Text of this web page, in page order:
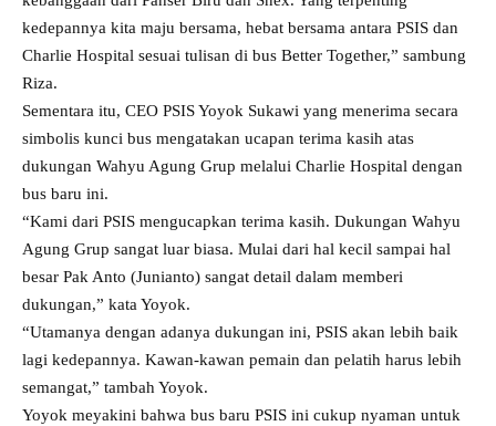
kedepannya kita maju bersama, hebat bersama antara PSIS dan
Charlie Hospital sesuai tulisan di bus Better Together,” sambung
Riza.
Sementara itu, CEO PSIS Yoyok Sukawi yang menerima secara
simbolis kunci bus mengatakan ucapan terima kasih atas
dukungan Wahyu Agung Grup melalui Charlie Hospital dengan
bus baru ini.
“Kami dari PSIS mengucapkan terima kasih. Dukungan Wahyu
Agung Grup sangat luar biasa. Mulai dari hal kecil sampai hal
besar Pak Anto (Junianto) sangat detail dalam memberi
dukungan,” kata Yoyok.
“Utamanya dengan adanya dukungan ini, PSIS akan lebih baik
lagi kedepannya. Kawan-kawan pemain dan pelatih harus lebih
semangat,” tambah Yoyok.
Yoyok meyakini bahwa bus baru PSIS ini cukup nyaman untuk